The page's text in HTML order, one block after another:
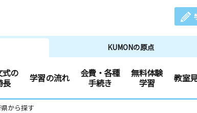
KUMONの原点
式の
長
学習の流れ
会費・各種
手続き
無料体験
学習
教室
から探す